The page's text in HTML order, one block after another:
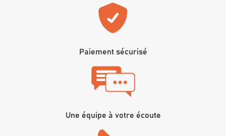
Paiement sécurisé
Une équipe à votre écoute